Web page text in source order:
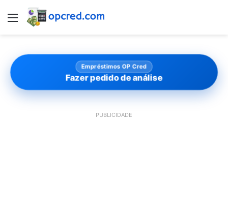
Menu
Empréstimos OP Cred
Fazer pedido de análise
PUBLICIDADE